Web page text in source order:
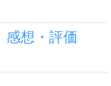
感想・評価